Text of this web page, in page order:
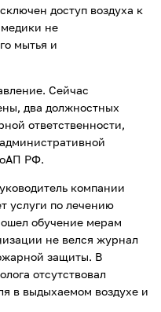
доступ воздуха к
не
мытья и
Сейчас
два должностных
ответственности,
РФ.
компании
услуги по лечению
обучение мерам
не велся журнал
защиты. В
отсутствовал
в выдыхаемом воздухе и